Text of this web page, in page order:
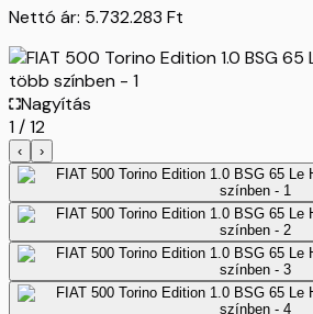
Nettó ár: 5.732.283 Ft
Nagyítás
1/12
‹ ›